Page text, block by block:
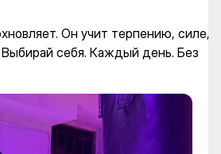
Он учит терпению, силе,
себя. Каждый день. Без